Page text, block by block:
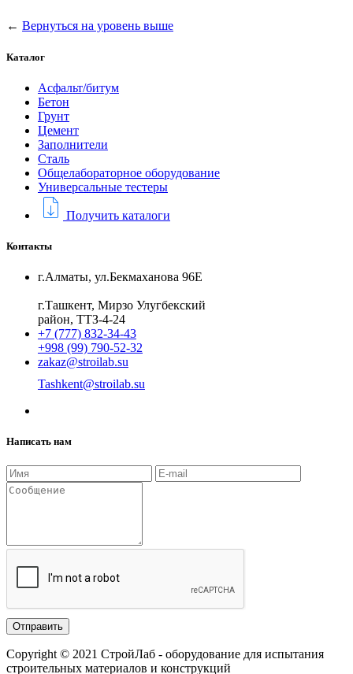
← Вернуться на уровень выше
Каталог
Асфальт/битум
Бетон
Грунт
Цемент
Заполнители
Сталь
Общелабораторное оборудование
Универсальные тестеры
Получить каталоги
Контакты
г.Алматы, ул.Бекмаханова 96Е
г.Ташкент, Мирзо Улугбекский
район, ТТЗ-4-24
+7 (777) 832-34-43
+998 (99) 790-52-32
zakaz@stroilab.su
Tashkent@stroilab.su
Написать нам
Copyright © 2021 СтройЛаб - оборудование для испытания
строительных материалов и конструкций